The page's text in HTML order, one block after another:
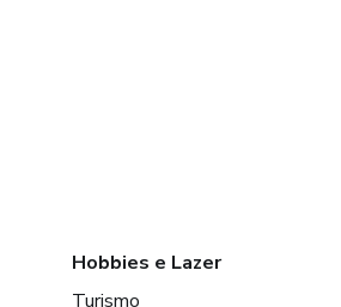
Hobbies e Lazer
Turismo